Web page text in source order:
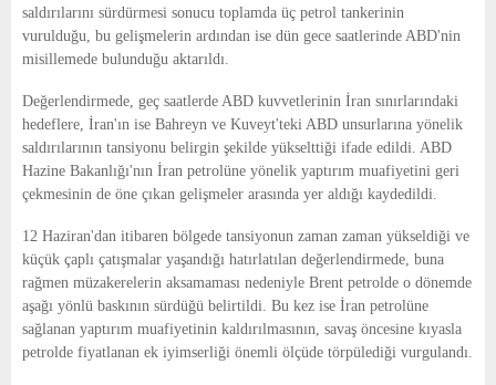
U
saldırılarını sürdürmesi sonucu toplamda üç petrol tankerinin
vurulduğu, bu gelişmelerin ardından ise dün gece saatlerinde ABD'nin
misillemede bulunduğu aktarıldı.
Değerlendirmede, geç saatlerde ABD kuvvetlerinin İran sınırlarındaki
hedeflere, İran'ın ise Bahreyn ve Kuveyt'teki ABD unsurlarına yönelik
saldırılarının tansiyonu belirgin şekilde yükselttiği ifade edildi. ABD
Hazine Bakanlığı'nın İran petrolüne yönelik yaptırım muafiyetini geri
çekmesinin de öne çıkan gelişmeler arasında yer aldığı kaydedildi.
12 Haziran'dan itibaren bölgede tansiyonun zaman zaman yükseldiği ve
küçük çaplı çatışmalar yaşandığı hatırlatılan değerlendirmede, buna
rağmen müzakerelerin aksamaması nedeniyle Brent petrolde o dönemde
aşağı yönlü baskının sürdüğü belirtildi. Bu kez ise İran petrolüne
sağlanan yaptırım muafiyetinin kaldırılmasının, savaş öncesine kıyasla
petrolde fiyatlanan ek iyimserliği önemli ölçüde törpülediği vurgulandı.